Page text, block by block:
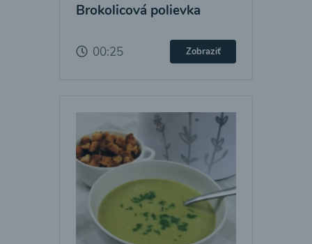
Brokolicová polievka
00:25 Zobraziť